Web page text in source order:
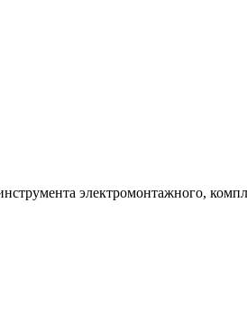
электромонтажного,